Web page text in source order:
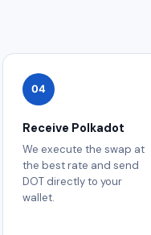
04
Receive Polkadot
We execute the swap at
the best rate and send
DOT directly to your
wallet.